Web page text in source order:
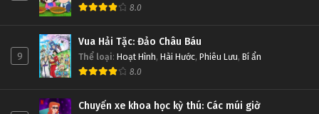
8.0
9
Vua Hải Tặc: Đảo Châu Báu
Thể loại: Hoạt Hình, Hài Hước, Phiêu Lưu, Bí ẩn
8.0
Chuyến xe khoa học kỳ thú: Các múi giờ